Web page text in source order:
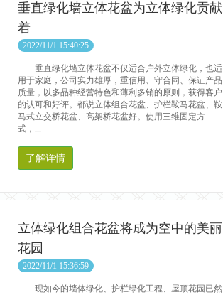
垂直绿化墙立体花盆为立体绿化贡献
着
2022/11/1 15:40:25
垂直绿化墙立体花盆不仅适合户外立体绿化，也适
用于家庭，公司实力雄厚，重信用、守合同、保证产品
质量，以多品种经营特色和薄利多销的原则，获得客户
的认可和好评。都说立体组合花盆、护栏鞍马花盆、鞍
马式立交桥花盆、高架桥花盆好。使用三维固定方
式，...
了解详情
立体绿化组合花盆将成为空中的美丽
花园
2022/11/1 15:36:59
现如今的墙体绿化、护栏绿化工程、屋顶花园已然